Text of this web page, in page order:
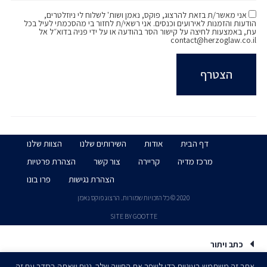
אני מאשר/ת בזאת להרצוג, פוקס, נאמן ושות' לשלוח לי ניוזלטרים,
הודעות והזמנות לאירועים וכנסים. אני רשאי/ת לחזור בי מהסכמתי לעיל בכל
עת, באמצעות לחיצה על קישור הסר בהודעה או על ידי פניה בדוא״ל אל
contact@herzoglaw.co.il
דף הבית אודות השירותים שלנו
הצוות שלנו
מרכז מדיה
קריירה צור קשר
הצהרת פרטיות
הצהרת נגישות
פרו בונו
2020 © כל הזכויות שמורות. הרצוג פוקס נאמן
SITE BY GOOTTE
כתב ויתור